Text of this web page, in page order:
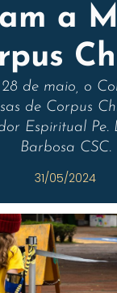
a
de maio, o
de Corpus
Espiritual Pe.
Barbosa CSC.
31/05/2024